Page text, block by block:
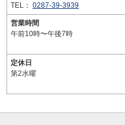
TEL： 0287-39-3939
営業時間
午前10時〜午後7時
定休日
第2水曜